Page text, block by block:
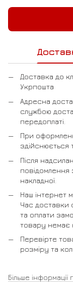
Доставка до
Укрпошта
Адресна
службою
передоплаті.
При
здійснюється
Після
накладної.
Наш інтернет
Час доставки
та оплати
товару немає
Перевірте
розміру та
Більше